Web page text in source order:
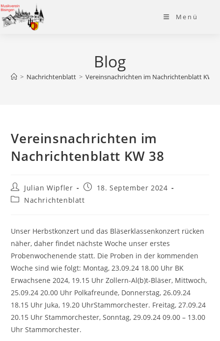
Zum
Inhalt
springen
Menü
Blog
> Nachrichtenblatt > Vereinsnachrichten im Nachrichtenblatt KW
Vereinsnachrichten im
Nachrichtenblatt KW 38
Beitrags-
Autor:
Julian Wipfler
Beitrag
veröffentlicht:
18. September 2024
Beitrags-
Nachrichtenblatt
Unser Herbstkonzert und das Bläserklassenkonzert rücken
näher, daher findet nächste Woche unser erstes
Probenwochenende statt. Die Proben in der kommenden
Woche sind wie folgt: Montag, 23.09.24 18.00 Uhr BK
Erwachsene 2024, 19.15 Uhr Zollern-Al(b)t-Bläser, Mittwoch,
25.09.24 20.00 Uhr Polkafreunde, Donnerstag, 26.09.24
18.15 Uhr Juka, 19.20 UhrStammorchester. Freitag, 27.09.24
20.15 Uhr Stammorchester, Sonntag, 29.09.24 09.00 – 13.00
Uhr Stammorchester.